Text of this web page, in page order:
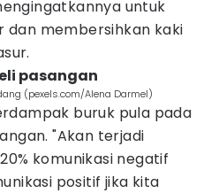
untuk
dan membersihkan kaki
pasangan
(pexels.com/Alena Darmel)
buruk pula pada
"Akan terjadi
komunikasi negatif
positif jika kita